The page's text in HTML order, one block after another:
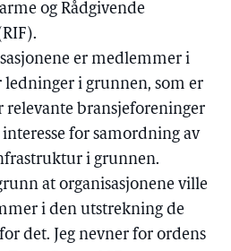
og Rådgivende
er medlemmer i
i grunnen, som er
bransjeforeninger
for samordning av
i grunnen.
at organisasjonene ville
i den utstrekning de
det. Jeg nevner for ordens